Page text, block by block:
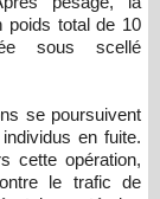
poids total de 10
sous scellé
se poursuivent
en fuite.
cette opération,
le trafic de